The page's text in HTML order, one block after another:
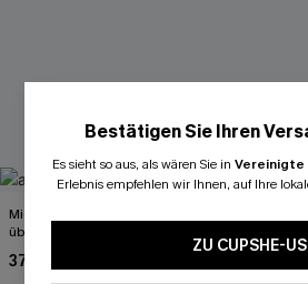
Mid-Waist Bügel-Bikini-Set mit
überkreuzten Trägern
37,00 €
Bestätigen Sie Ihren
Es sieht so aus, als wären Sie in Vereinigte
Erlebnis empfehlen wir Ihnen, auf Ihre
ZU CUPSHE-US